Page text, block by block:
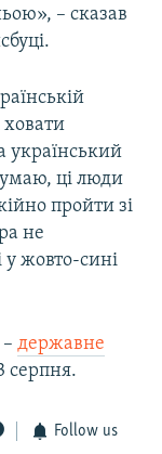
– сказав
український
ці люди
пройти зі
не
у жовто-сині
державне
серпня.
Follow us